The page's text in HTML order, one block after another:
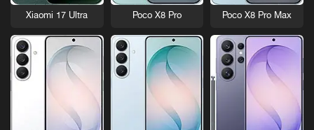
Poco X8 Pro Max
Poco X8 Pro
Xiaomi 17 Ultra